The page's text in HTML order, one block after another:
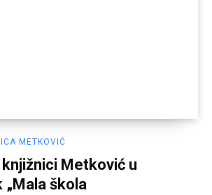
METKOVIĆ
knjižnici Metković u
„Mala škola